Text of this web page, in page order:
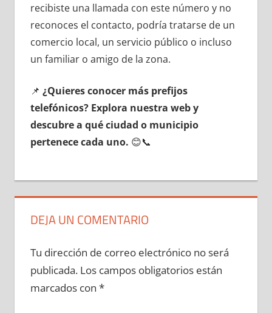
recibiste una llamada сοn еstе número у no
reconoces el contacto, podría tratarse dе un
comercio local, un servicio público ο incluso
un familiar ο amigo dе la zona.
📌 ¿Quieres conocer mа́s prefijos
telefónicos? Explora nuestra web у
descubre а qué ciudad ο municipio
pertenece cada uno. 😊📞
DEJA UN COMENTARIO
Tu dirección de correo electrónico no será
publicada. Los campos obligatorios están
marcados con *